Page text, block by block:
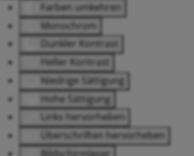
Farben umkehren
Monochrom
Dunkler Kontrast
Heller Kontrast
Niedrige Sättigung
Hohe Sättigung
Links hervorheben
Überschriften hervorheben